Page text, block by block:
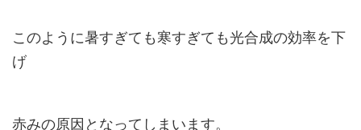
このように暑すぎても寒すぎても光合成の効率を下
げ
赤みの原因となってしまいます。